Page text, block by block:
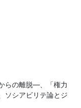
らの離脱―、「権力
シアビリテ論とジ